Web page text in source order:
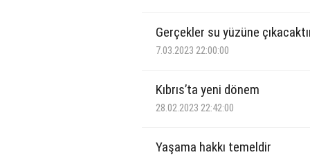
Gerçekler su yüzüne
7.03.2023 22:00:00
Kıbrıs’ta yeni dönem
28.02.2023 22:42:00
Yaşama hakkı temeldir